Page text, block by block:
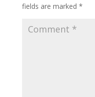
fields are marked *